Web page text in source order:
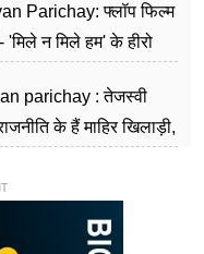
Parichay: फ्लॉप फिल्म
'मिले न मिले हम' के हीरो
parichay : तेजस्वी
के हैं माहिर खिलाड़ी,